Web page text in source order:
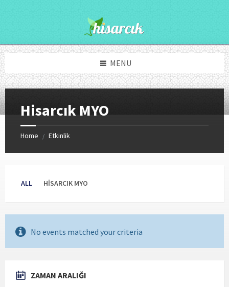
MENU
Hisarcık MYO
Home / Etkinlik
ALL HISARCIK MYO
No events matched your criteria
ZAMAN ARALIĞI